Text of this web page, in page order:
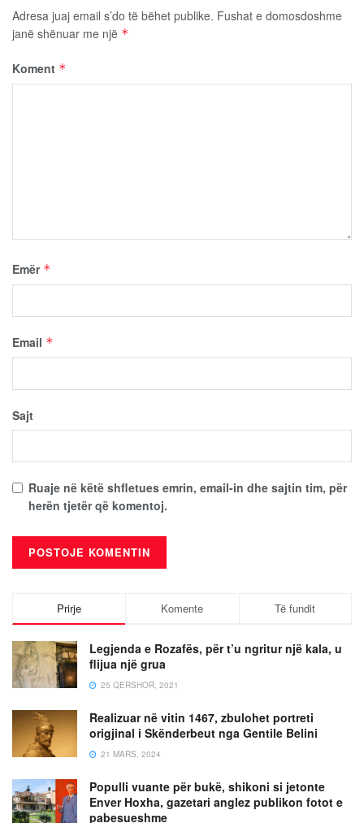
Adresa juaj email s’do të bëhet publike. Fushat e domosdoshme
janë shënuar me një *
Koment *
Emër *
Email *
Sajt
Ruaje në këtë shfletues emrin, email-in dhe sajtin tim, për
herën tjetër që komentoj.
Prirje Komente Të fundit
Legjenda e Rozafës, për t’u ngritur një kala, u
flijua një grua
25 QERSHOR, 2021
Realizuar në vitin 1467, zbulohet portreti
origjinal i Skënderbeut nga Gentile Belini
21 MARS, 2024
Populli vuante për bukë, shikoni si jetonte
Enver Hoxha, gazetari anglez publikon fotot e
pabesueshme